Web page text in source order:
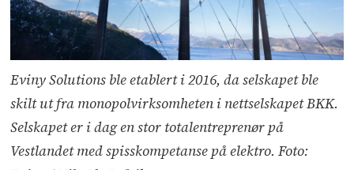
Eviny Solutions ble etablert i 2016, da selskapet ble
skilt ut fra monopolvirksomheten i nettselskapet BKK.
Selskapet er i dag en stor totalentreprenør på
Vestlandet med spisskompetanse på elektro. Foto: